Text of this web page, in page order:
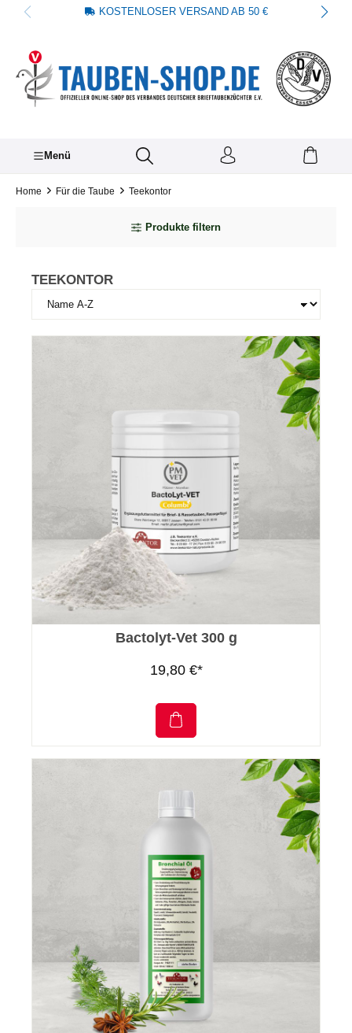
springen KOSTENLOSER VERSAND AB 50 €
Menü
Home Für die Taube Teekontor
Produkte filtern
TEEKONTOR
Bactolyt-Vet 300 g
19,80 €*